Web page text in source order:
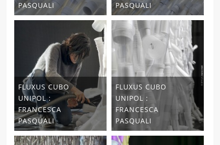
PASQUALI
PASQUALI
FLUXUS CUBO
UNIPOL :
FRANCESCA
PASQUALI
FLUXUS CUBO
UNIPOL :
FRANCESCA
PASQUALI